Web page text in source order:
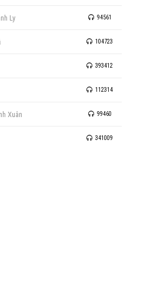
Ly 94561
104723
393412
112314
Xuân 99460
341009